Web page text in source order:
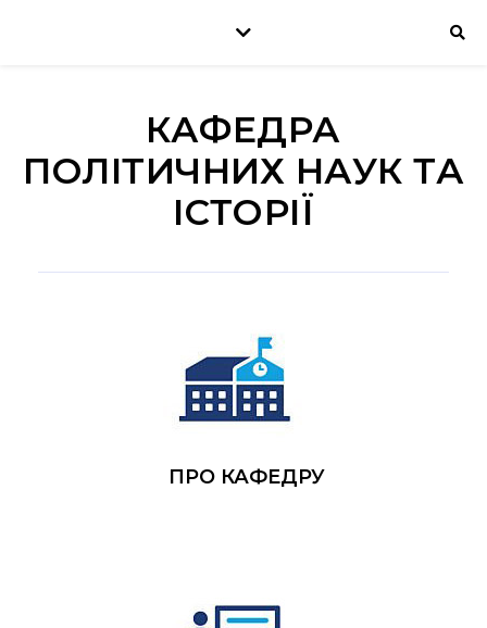
КАФЕДРА
ПОЛІТИЧНИХ НАУК ТА
ІСТОРІЇ
ПРО КАФЕДРУ